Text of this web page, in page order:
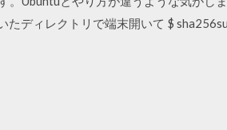
たディレクトリで端末開いて $